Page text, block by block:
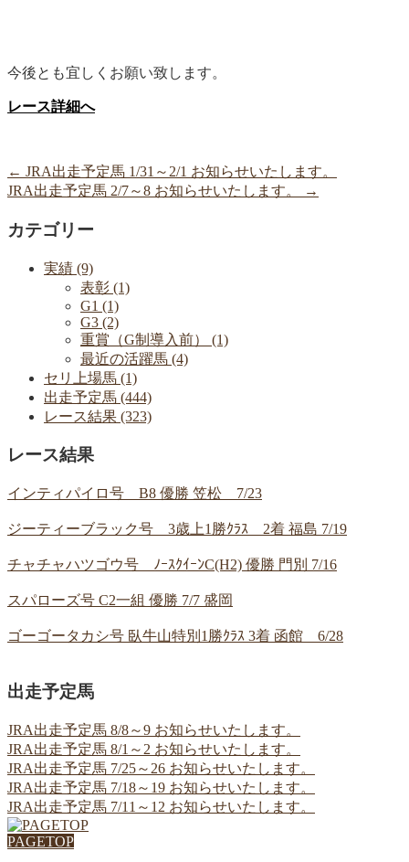
今後とも宜しくお願い致します。
レース詳細へ
← JRA出走予定馬 1/31～2/1 お知らせいたします。
JRA出走予定馬 2/7～8 お知らせいたします。
→
カテゴリー
実績 (9)
表彰 (1)
G1 (1)
G3 (2)
重賞（G制導入前） (1)
最近の活躍馬 (4)
セリ上場馬 (1)
出走予定馬 (444)
レース結果 (323)
レース結果
インティパイロ号 B8 優勝 笠松 7/23
ジーティーブラック号 3歳上1勝ｸﾗｽ 2着 福島 7/19
チャチャハツゴウ号 ﾉｰｽｸｲｰﾝC(H2) 優勝 門別 7/16
スパローズ号 C2一組 優勝 7/7 盛岡
ゴーゴータカシ号 臥牛山特別1勝ｸﾗｽ 3着 函館 6/28
出走予定馬
JRA出走予定馬 8/8～9 お知らせいたします。
JRA出走予定馬 8/1～2 お知らせいたします。
JRA出走予定馬 7/25～26 お知らせいたします。
JRA出走予定馬 7/18～19 お知らせいたします。
JRA出走予定馬 7/11～12 お知らせいたします。
PAGETOP